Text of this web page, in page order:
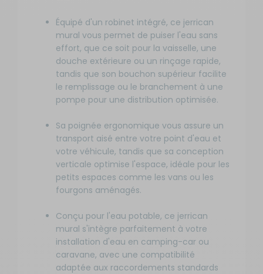
Équipé d'un robinet intégré, ce jerrican
mural vous permet de puiser l'eau sans
effort, que ce soit pour la vaisselle, une
douche extérieure ou un rinçage rapide,
tandis que son bouchon supérieur facilite
le remplissage ou le branchement à une
pompe pour une distribution optimisée.
Sa poignée ergonomique vous assure un
transport aisé entre votre point d'eau et
votre véhicule, tandis que sa conception
verticale optimise l'espace, idéale pour les
petits espaces comme les vans ou les
fourgons aménagés.
Conçu pour l'eau potable, ce jerrican
mural s'intègre parfaitement à votre
installation d'eau en camping-car ou
caravane, avec une compatibilité
adaptée aux raccordements standards